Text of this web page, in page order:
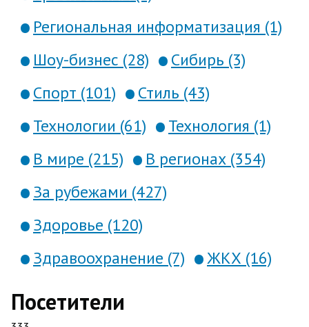
Региональная информатизация (1)
Шоу-бизнес (28)
Сибирь (3)
Спорт (101)
Стиль (43)
Технологии (61)
Технология (1)
В мире (215)
В регионах (354)
За рубежами (427)
Здоровье (120)
Здравоохранение (7)
ЖКХ (16)
Посетители